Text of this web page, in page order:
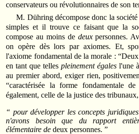
conservateurs ou révolutionnaires de son
M. Dühring décompose donc la société
simples et il trouve ce faisant que la
compose au moins de deuxpersonnes.
on opère dès lors par axiomes. Et,
l'axiome fondamental de la morale :
en tant que tellespleinement égalesl'une
au premier abord, exiger rien,
“caractérisée la forme fondamentale
également, celle de la justice des
“ pour développer les concepts
n'avons besoin que du rapport
élémentaire dedeux personnes. ”